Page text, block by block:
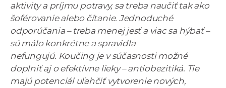
aktivity a príjmu potravy, sa treba naučiť tak ako
šoférovanie alebo čítanie. Jednoduché
odporúčania – treba menej jesť a viac sa hýbať –
sú málo konkrétne a spravidla
nefungujú. Koučing je v súčasnosti možné
doplniť aj o efektívne lieky – antiobezitiká. Tie
majú potenciál uľahčiť vytvorenie nových,